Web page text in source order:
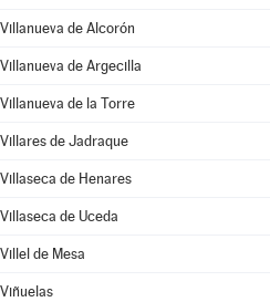
Villanueva de Alcorón
Villanueva de Argecilla
Villanueva de la Torre
Villares de Jadraque
Villaseca de Henares
Villaseca de Uceda
Villel de Mesa
Viñuelas